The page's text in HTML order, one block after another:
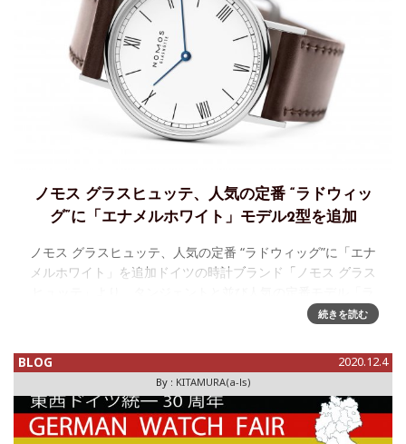
ノモス グラスヒュッテ、人気の定番 “ラドウィッ
グ”に「エナメルホワイト」モデル2型を追加
ノモス グラスヒュッテ、人気の定番 “ラドウィッグ”に「エナ
メルホワイト」を追加ドイツの時計ブランド「ノモス グラス
ドウィッグ」のバリエーションとして、艶続きを読む
BLOG 2020.12.4
By : KITAMURA(a-ls)